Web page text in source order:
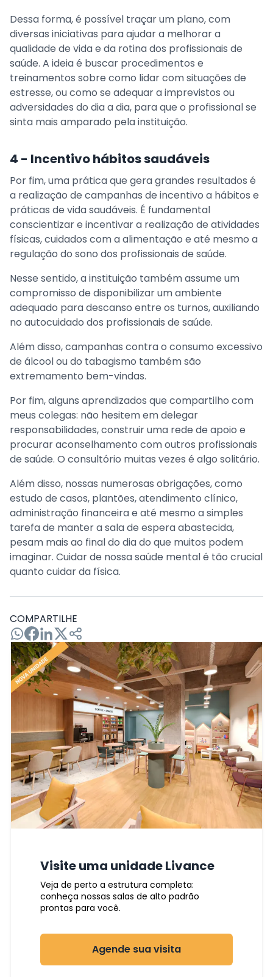
Dessa forma, é possível traçar um plano, com
diversas iniciativas para ajudar a melhorar a
qualidade de vida e da rotina dos profissionais de
saúde. A ideia é buscar procedimentos e
treinamentos sobre como lidar com situações de
estresse, ou como se adequar a imprevistos ou
adversidades do dia a dia, para que o profissional se
sinta mais amparado pela instituição.
4 - Incentivo hábitos saudáveis
Por fim, uma prática que gera grandes resultados é
a realização de campanhas de incentivo a hábitos e
práticas de vida saudáveis. É fundamental
conscientizar e incentivar a realização de atividades
físicas, cuidados com a alimentação e até mesmo a
regulação do sono dos profissionais de saúde.
Nesse sentido, a instituição também assume um
compromisso de disponibilizar um ambiente
adequado para descanso entre os turnos, auxiliando
no autocuidado dos profissionais de saúde.
Além disso, campanhas contra o consumo excessivo
de álcool ou do tabagismo também são
extremamento bem-vindas.
Por fim, alguns aprendizados que compartilho com
meus colegas: não hesitem em delegar
responsabilidades, construir uma rede de apoio e
procurar aconselhamento com outros profissionais
de saúde. O consultório muitas vezes é algo solitário.
Além disso, nossas numerosas obrigações, como
estudo de casos, plantões, atendimento clínico,
administração financeira e até mesmo a simples
tarefa de manter a sala de espera abastecida,
pesam mais ao final do dia do que muitos podem
imaginar. Cuidar de nossa saúde mental é tão crucial
quanto cuidar da física.
COMPARTILHE
Visite uma unidade Livance
Veja de perto a estrutura completa:
conheça nossas salas de alto padrão
prontas para você.
Agende sua visita